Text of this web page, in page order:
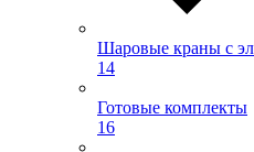
Шаровые краны с
14
Готовые комплекты
16